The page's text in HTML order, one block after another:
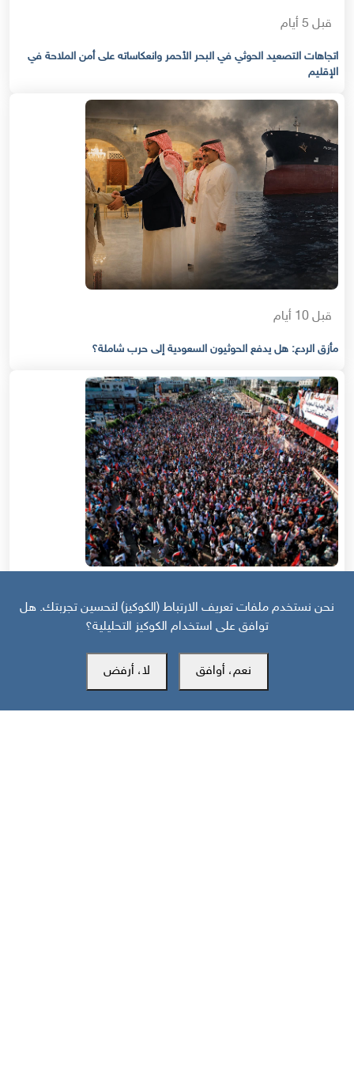
قبل 5 أيام
اتجاهات التصعيد الحوثي في البحر الأحمر وانعكاساته على أمن الملاحة في
الإقليم
قبل 10 أيام
مأزق الردع: هل يدفع الحوثيون السعودية إلى حرب شاملة؟
حرب أهلية محتملة إذا استمر القمع السعودي لجنوب اليمن
نحن نستخدم ملفات تعريف الارتباط (الكوكيز) لتحسين تجربتك. هل
توافق على استخدام الكوكيز التحليلية؟
نعم، أوافق لا، أرفض